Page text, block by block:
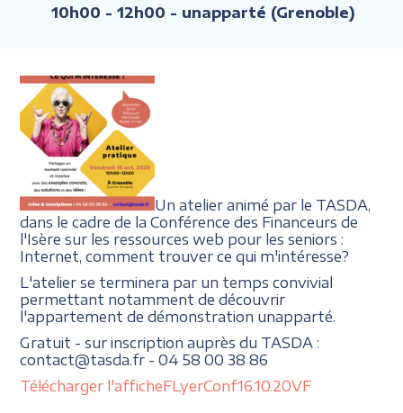
10h00 - 12h00 - unapparté (Grenoble)
Un atelier animé par le TASDA,
dans le cadre de la Conférence des Financeurs de
l'Isère sur les ressources web pour les seniors :
Internet, comment trouver ce qui m'intéresse?
L'atelier se terminera par un temps convivial
permettant notamment de découvrir
l'appartement de démonstration unapparté.
Gratuit - sur inscription auprès du TASDA :
contact@tasda.fr - 04 58 00 38 86
Télécharger l'afficheFLyerConf16.10.20VF